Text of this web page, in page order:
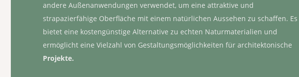
andere Außenanwendungen verwendet, um eine attraktive und
strapazierfähige Oberfläche mit einem natürlichen Aussehen zu schaffen. Es
bietet eine kostengünstige Alternative zu echten Naturmaterialien und
ermöglicht eine Vielzahl von Gestaltungsmöglichkeiten für architektonische
Projekte.